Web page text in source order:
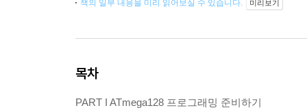
책의 일부 내용을 미리 읽어보실 수 있습니다. 미리보기
목차
PART I ATmega128 프로그래밍 준비하기